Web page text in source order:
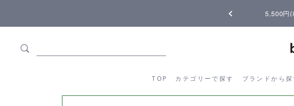
5,500円(
TOP カテゴリーで探す ブランドから探
カテゴリーから探す ブランド